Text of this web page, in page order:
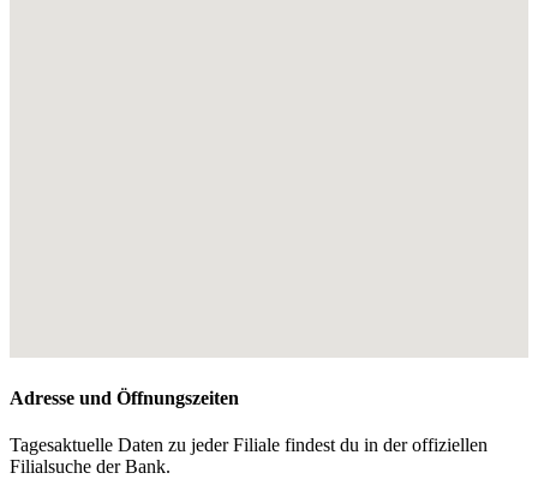
Adresse und Öffnungszeiten
Tagesaktuelle Daten zu jeder Filiale findest du in der offiziellen
Filialsuche der Bank.